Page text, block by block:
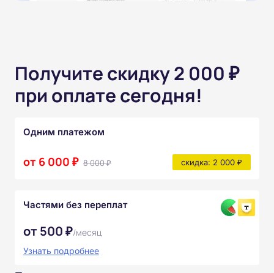
Получите скидку 2 000 ₽
при оплате сегодня!
Одним платежом
от 6 000 ₽ 8 000 ₽ скидка: 2 000 ₽
Частями без переплат
от 500 ₽/месяц
Узнать подробнее